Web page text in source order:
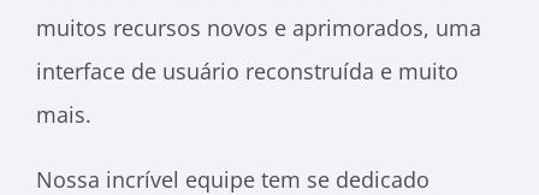
muitos recursos novos e aprimorados, uma
interface de usuário reconstruída e muito
mais.
Nossa incrível equipe tem se dedicado